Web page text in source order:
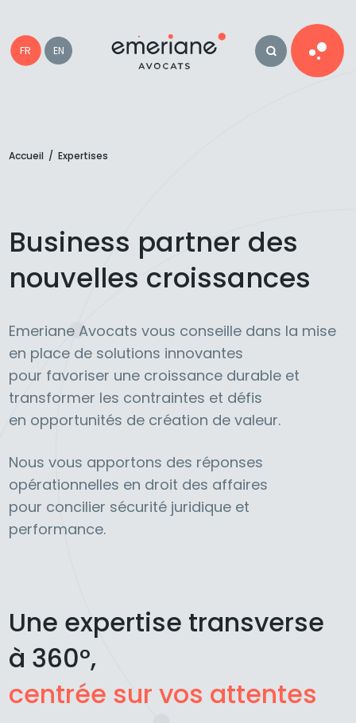
FR EN
Accueil / Expertises
Business partner des
nouvelles croissances
Emeriane Avocats vous conseille dans la mise
en place de solutions innovantes
pour favoriser une croissance durable et
transformer les contraintes et défis
en opportunités de création de valeur.
Nous vous apportons des réponses
opérationnelles en droit des affaires
pour concilier sécurité juridique et
performance.
Une expertise transverse
à 360°,
centrée sur vos attentes